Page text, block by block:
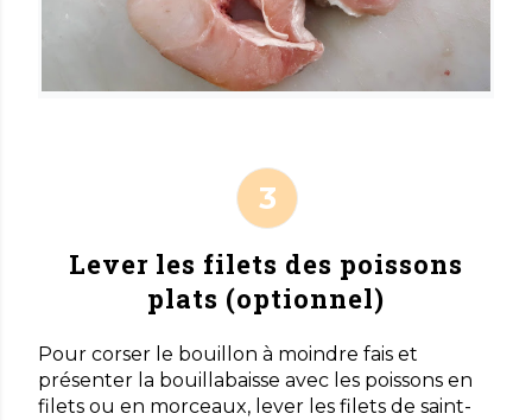
Lever les filets des poissons
plats (optionnel)
Pour corser le bouillon à moindre fais et
présenter la bouillabaisse avec les poissons en
filets ou en morceaux, lever les filets de saint-